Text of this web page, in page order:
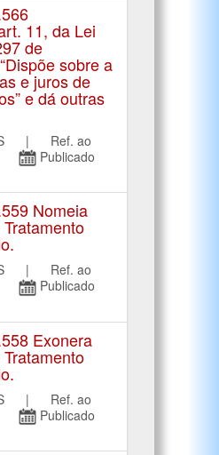
11, da Lei
de
sobre a
e juros de
e dá outras
| Ref. ao
|
Publicado
Nomeia
| Ref. ao
|
Publicado
Exonera
| Ref. ao
|
Publicado